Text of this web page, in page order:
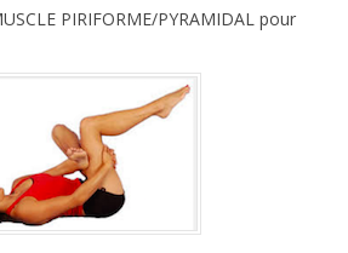
PIRIFORME/PYRAMIDAL pour